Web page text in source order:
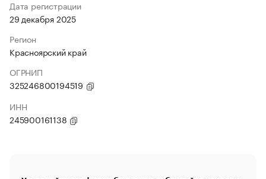
Дата регистрации
29 декабря 2025
Регион
Красноярский край
ОГРНИП
325246800194519
ИНН
245900161138